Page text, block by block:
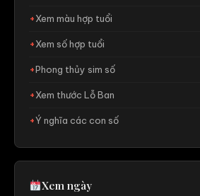
Xem màu hợp tuổi
Xem số hợp tuổi
Phong thủy sim số
Xem thước Lỗ Ban
Ý nghĩa các con số
Xem ngày